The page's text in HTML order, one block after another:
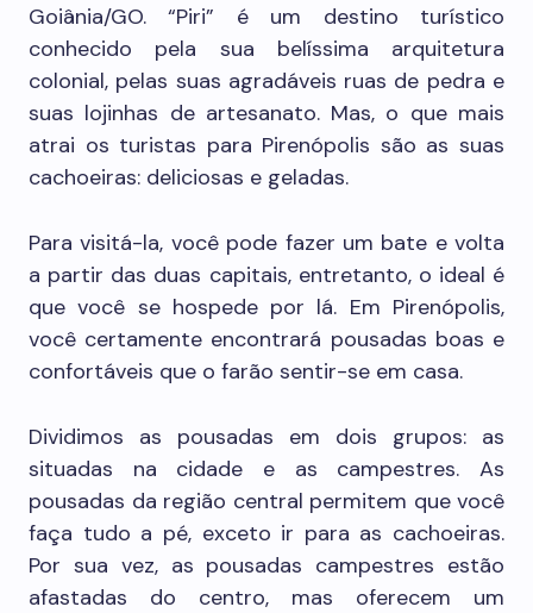
Goiânia/GO. “Piri” é um destino turístico
conhecido pela sua belíssima arquitetura
colonial, pelas suas agradáveis ruas de pedra e
suas lojinhas de artesanato. Mas, o que mais
atrai os turistas para Pirenópolis são as suas
cachoeiras: deliciosas e geladas.
Para visitá-la, você pode fazer um bate e volta
a partir das duas capitais, entretanto, o ideal é
que você se hospede por lá. Em Pirenópolis,
você certamente encontrará pousadas boas e
confortáveis que o farão sentir-se em casa.
Dividimos as pousadas em dois grupos: as
situadas na cidade e as campestres. As
pousadas da região central permitem que você
faça tudo a pé, exceto ir para as cachoeiras.
Por sua vez, as pousadas campestres estão
afastadas do centro, mas oferecem um